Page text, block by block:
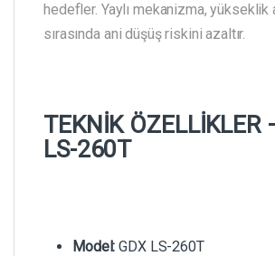
hedefler. Yaylı mekanizma, yükseklik
sırasında ani düşüş riskini azaltır.
TEKNİK ÖZELLİKLER
LS-260T
Model: GDX LS-260T